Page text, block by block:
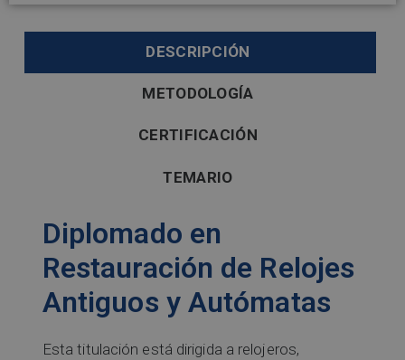
DESCRIPCIÓN
METODOLOGÍA
CERTIFICACIÓN
TEMARIO
Diplomado en
Restauración de Relojes
Antiguos y Autómatas
Esta titulación está dirigida a relojeros,